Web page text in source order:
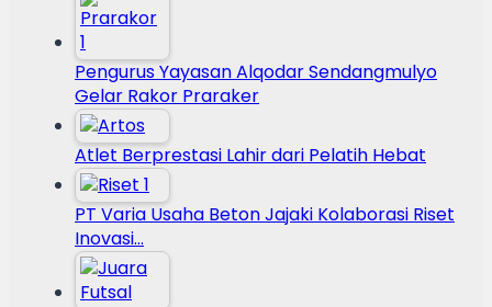
Pengurus Yayasan Alqodar Sendangmulyo
Gelar Rakor Praraker
Atlet Berprestasi Lahir dari Pelatih Hebat
PT Varia Usaha Beton Jajaki Kolaborasi Riset
Inovasi…